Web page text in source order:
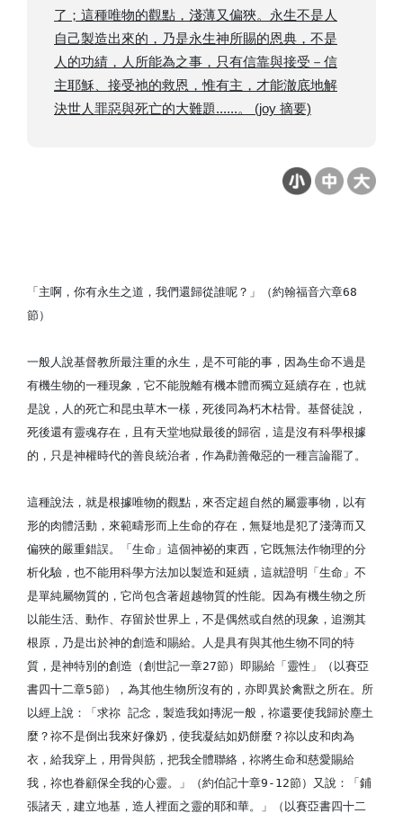
了；這種唯物的觀點，淺薄又偏狹。永生不是人
自己製造出來的，乃是永生神所賜的恩典，不是
人的功績，人所能為之事，只有信靠與接受－信
主耶穌、接受祂的救恩，惟有主，才能澈底地解
決世人罪惡與死亡的大難題......。 (joy 摘要)
「主啊，你有永生之道，我們還歸從誰呢？」（約翰福音六章68
節）
一般人說基督教所最注重的永生，是不可能的事，因為生命不過是
有機生物的一種現象，它不能脫離有機本體而獨立延續存在，也就
是說，人的死亡和昆虫草木一樣，死後同為朽木枯骨。基督徒說，
死後還有靈魂存在，且有天堂地獄最後的歸宿，這是沒有科學根據
的，只是神權時代的善良統治者，作為勸善儆惡的一種言論罷了。
這種說法，就是根據唯物的觀點，來否定超自然的屬靈事物，以有
形的肉體活動，來範疇形而上生命的存在，無疑地是犯了淺薄而又
偏狹的嚴重錯誤。「生命」這個神祕的東西，它既無法作物理的分
析化驗，也不能用科學方法加以製造和延續，這就證明「生命」不
是單純屬物質的，它尚包含著超越物質的性能。因為有機生物之所
以能生活、動作、存留於世界上，不是偶然或自然的現象，追溯其
根原，乃是出於神的創造和賜給。人是具有與其他生物不同的特
質，是神特別的創造（創世記一章27節）即賜給「靈性」（以賽亞
書四十二章5節），為其他生物所沒有的，亦即異於禽獸之所在。所
以經上說：「求祢 記念，製造我如摶泥一般，祢還要使我歸於塵土
麼？祢不是倒出我來好像奶，使我凝結如奶餅麼？祢以皮和肉為
衣，給我穿上，用骨與筋，把我全體聯絡，祢將生命和慈愛賜給
我，祢也眷顧保全我的心靈。」（約伯記十章9-12節）又說：「鋪
張諸天，建立地基，造人裡面之靈的耶和華。」（以賽亞書四十二